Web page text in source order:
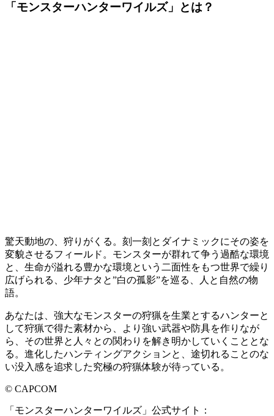
「モンスターハンターワイルズ」とは？
驚天動地の、狩りがくる。刻一刻とダイナミックにその姿を
変貌させるフィールド。モンスターが群れて争う過酷な環境
と、生命が溢れる豊かな環境という二面性をもつ世界で繰り
広げられる、少年ナタと”白の孤影”を巡る、人と自然の物
語。
あなたは、強大なモンスターの狩猟を生業とするハンターと
して狩猟で得た素材から、より強い武器や防具を作りなが
ら、その世界と人々との関わりを解き明かしていくこととな
る。進化したハンティングアクションと、途切れることのな
い没入感を追求した究極の狩猟体験が待っている。
© CAPCOM
「モンスターハンターワイルズ」公式サイト：